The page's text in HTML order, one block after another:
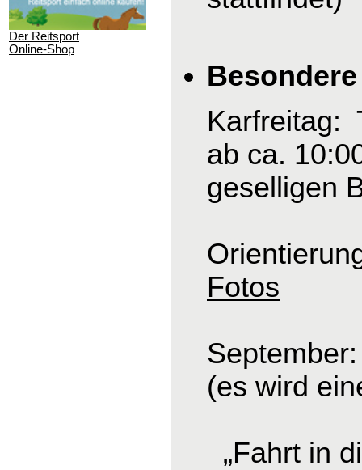
Der Reitsport
Online-Shop
Karfreitag:
ab ca.
geselligen
Fotos
(es wird
„Fahrt in